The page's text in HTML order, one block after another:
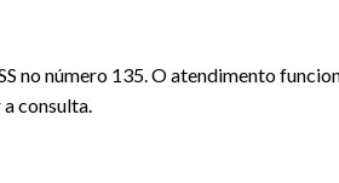
número 135. O atendimento
consulta.